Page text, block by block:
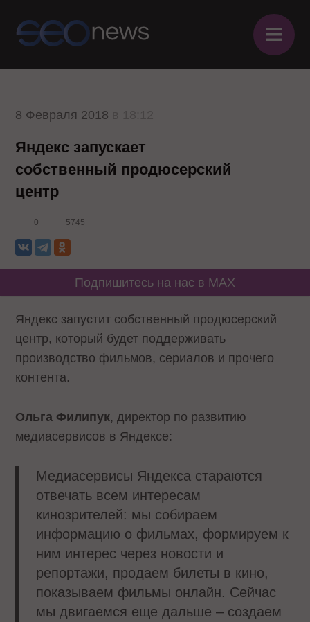
≡
8 Февраля 2018
Яндекс запускает
собственный продюсерский
центр
0 5745
Подпишитесь на нас в MAX
Яндекс запустит собственный продюсерский
центр, который будет поддерживать
производство фильмов, сериалов и прочего
контента.
Ольга Филипук, директор по развитию
медиасервисов в Яндексе:
Медиасервисы Яндекса стараются
отвечать всем интересам
кинозрителей: мы собираем
информацию о фильмах, формируем к
ним интерес через новости и
репортажи, продаем билеты в кино,
показываем фильмы онлайн. Сейчас
мы двигаемся еще дальше – создаем